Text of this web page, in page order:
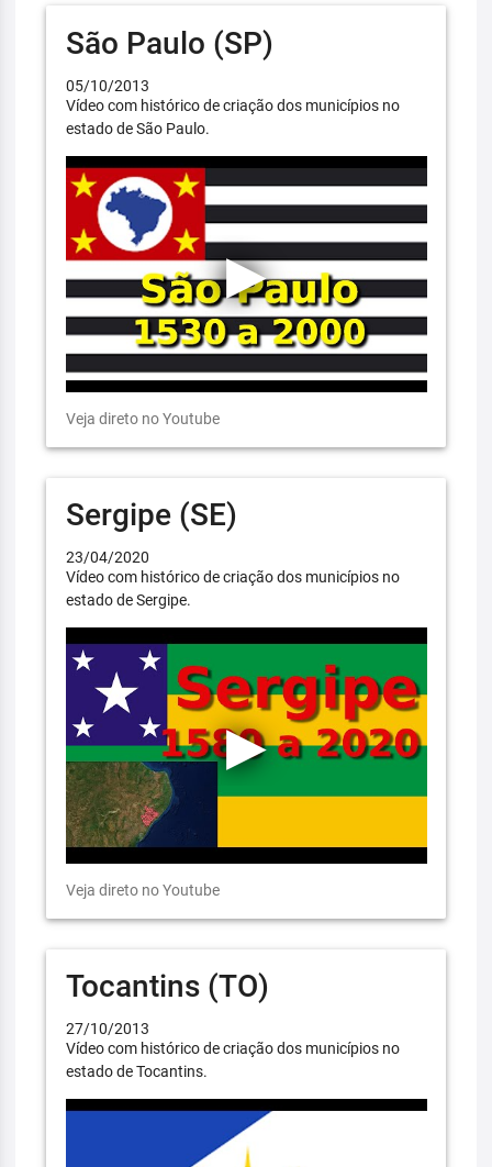
São Paulo (SP)
05/10/2013
Vídeo com histórico de criação dos municípios no
estado de São Paulo.
Veja direto no Youtube
Sergipe (SE)
23/04/2020
Vídeo com histórico de criação dos municípios no
estado de Sergipe.
Veja direto no Youtube
Tocantins (TO)
27/10/2013
Vídeo com histórico de criação dos municípios no
estado de Tocantins.